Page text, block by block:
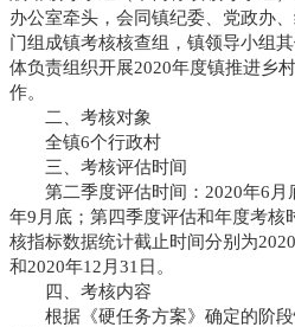
办公室牵头，会同镇纪委、党政办
门组成镇考核核查组，镇领导小组
体负责组织开展2020年度镇推进乡
作。
二、考核对象
全镇6个行政村
三、考核评估时间
第二季度评估时间：2020年6月
年9月底；第四季度评估和年度考核
核指标数据统计截止时间分别为
和2020年12月31日。
四、考核内容
根据《硬任务方案》确定的阶段